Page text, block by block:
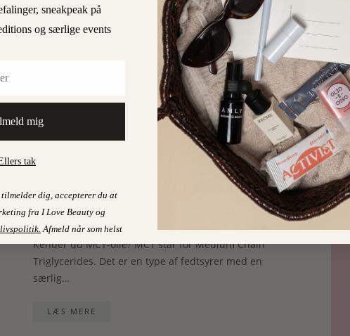
LÆS MERE
0
TRÆNGER DU OGSÅ TIL ET
(ØJEBLIKKELIGT) BOOST AF
ENERGI?
Kender du MCT-olie? MCT står for Medium Chain
Triglycerides. Det er en type af fedtsyrer med en
særlig…
LÆS MERE
sneakpeak på
og særlige events
mig
tak
dig, accepterer du at
fra I Love Beauty og
Afmeld når som helst